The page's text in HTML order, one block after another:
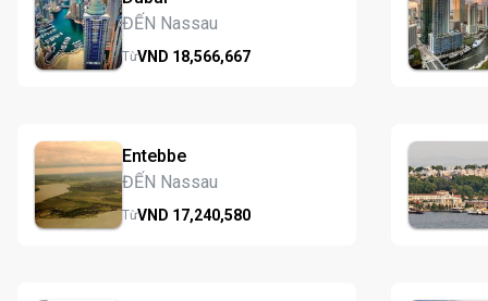
ĐẾN Nassau
TừVND 18,566,667
Entebbe
ĐẾN Nassau
TừVND 17,240,580